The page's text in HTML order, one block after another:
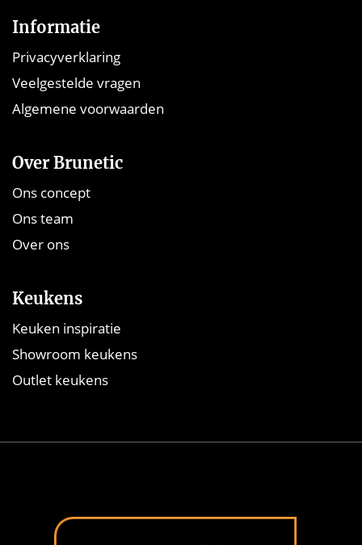
Informatie
Privacyverklaring
Veelgestelde vragen
Algemene voorwaarden
Over Brunetic
Ons concept
Ons team
Over ons
Keukens
Keuken inspiratie
Showroom keukens
Outlet keukens